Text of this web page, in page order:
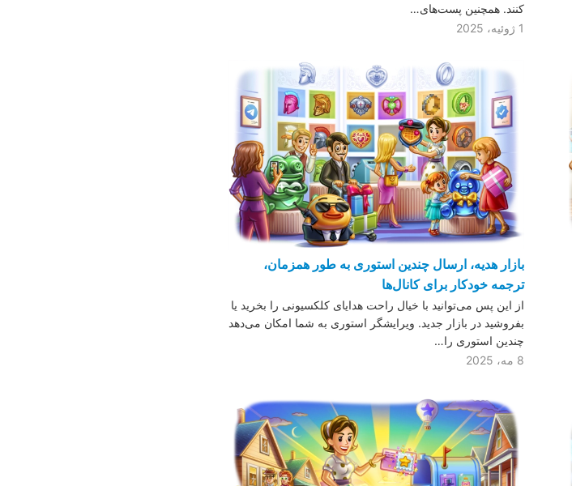
کنند. همچنین پست‌های…
1 ژوئیه، 2025
بازار هدیه، ارسال چندین استوری به طور همزمان،
ترجمه خودکار برای کانال‌ها
از این پس می‌توانید با خیال راحت هدایای کلکسیونی را بخرید یا
بفروشید در بازار جدید. ویرایشگر استوری به شما امکان می‌دهد
چندین استوری را…
8 مه، 2025